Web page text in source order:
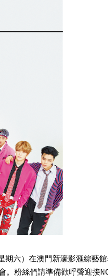
六）在澳門新濠影滙綜藝館
粉絲們請準備歡呼聲迎接